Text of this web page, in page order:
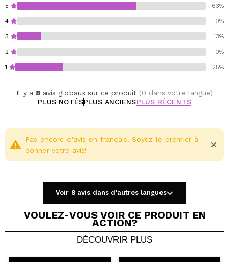
5 63%
4 0%
3 13%
2 0%
1 25%
Il y a 8 avis globaux sur ce produit (0 dans votre langue)
PLUS NOTÉSPLUS ANCIENSPLUS RÉCENTS
Partager une vidéo ou une photo
Votre vidéo pourrait être la première. Imaginez...
Pas encore d'avis en français. Soyez le premier à
donner votre avis!
Voir 8 avis dans d'autres langues
VOULEZ-VOUS VOIR CE PRODUIT EN
ACTION?
DÉCOUVRIR PLUS